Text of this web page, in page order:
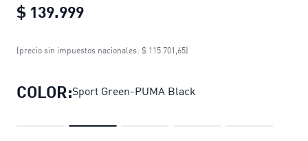
$ 139.999
Conjunto de fútbol teamRISE para
(precio sin impuestos nacionales: $ 115.701,65)
COLOR:Sport Green-PUMA Black